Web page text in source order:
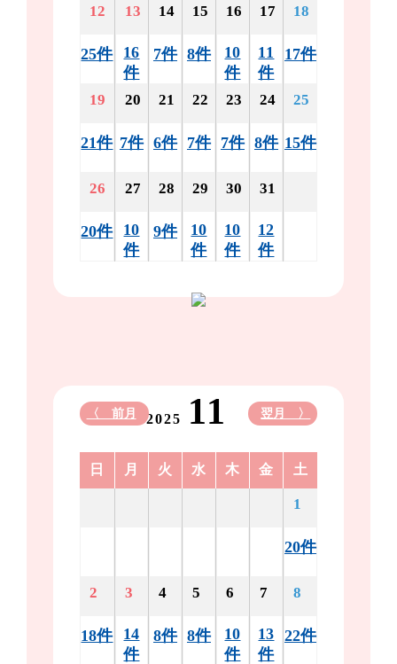
12
25件
13
16
件
14
7件
15
8件
16
10
件
17
11
件
18
17件
19
21件
20
7件
21
6件
22
7件
23
7件
24
8件
25
15件
26
20件
27
10
件
28
9件
29
10
件
30
10
件
31
12
件
2025 11
〈 前月 翌月 〉
日 月 火 水 木 金 土
1
20件
2
18件
3
14
件
4
8件
5
8件
6
10
件
7
13
件
8
22件